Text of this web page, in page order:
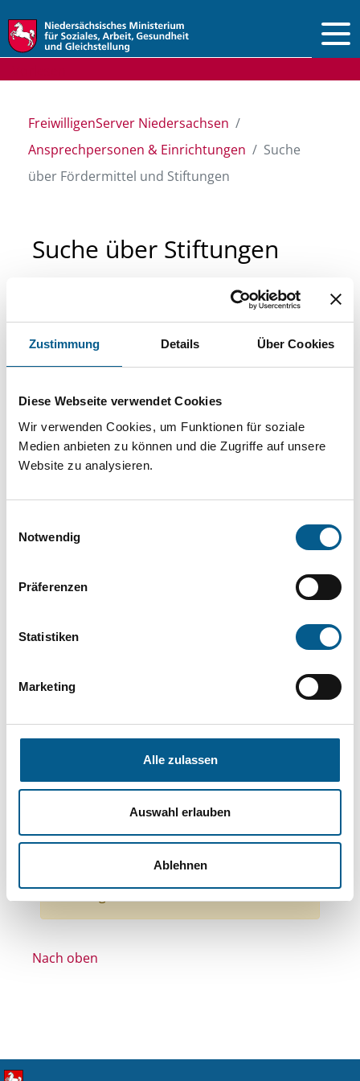
Zustimmung Details Über Cookies
Diese Webseite verwendet Cookies
Wir verwenden Cookies, um Funktionen für soziale
Medien anbieten zu können und die Zugriffe auf unsere
Website zu analysieren.
Notwendig
Präferenzen
Statistiken
Marketing
Alle zulassen
Auswahl erlauben
Ablehnen
FreiwilligenServer Niedersachsen
Ansprechpersonen & Einrichtungen
Suche
über Fördermittel und Stiftungen
Suche über Stiftungen
Sie suchen finanzielle Unterstützung für ein
Projekt oder ein Vorhaben? Hier können Sie
direkt über unsere Fördermitteldatenbank und
Stiftungsdatenbank recherchieren. Bei der
Suche bitte die Groß- und Kleinschreibung
beachten.
können durch die Wahl von Bereichen oder
Themen: Sport
Themen: Sonstige
Themen: Wohlfahrtswesen
Themen: Natur- & Umweltschutz
Themen: Ländliche Entwicklung
Stiftungstyp: Lokal tätige Stiftung
Nach oben